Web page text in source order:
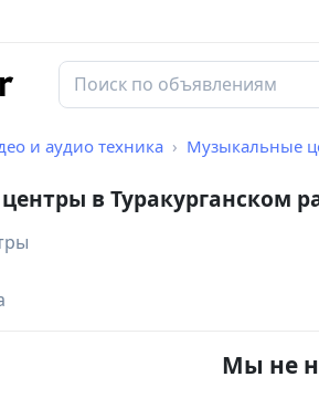
и аудио техника Музыкальные
в Туракурганском
Мы не